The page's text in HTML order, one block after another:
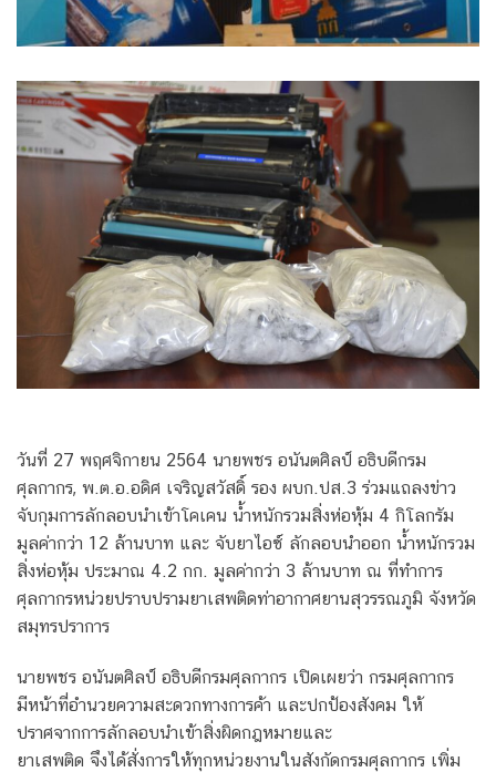
วันที่ 27 พฤศจิกายน 2564 นายพชร อนันตศิลป์ อธิบดีกรม
ศุลกากร, พ.ต.อ.อดิศ เจริญสวัสดิ์ รอง ผบก.ปส.3 ร่วมแถลงข่าว
จับกุมการลักลอบนำเข้าโคเคน น้ำหนักรวมสิ่งห่อหุ้ม 4 กิโลกรัม
มูลค่ากว่า 12 ล้านบาท และ จับยาไอซ์ ลักลอบนำออก น้ำหนักรวม
สิ่งห่อหุ้ม ประมาณ 4.2 กก. มูลค่ากว่า 3 ล้านบาท ณ ที่ทำการ
ศุลกากรหน่วยปราบปรามยาเสพติดท่าอากาศยานสุวรรณภูมิ จังหวัด
สมุทรปราการ
นายพชร อนันตศิลป์ อธิบดีกรมศุลกากร เปิดเผยว่า กรมศุลกากร
มีหน้าที่อำนวยความสะดวกทางการค้า และปกป้องสังคม ให้
ปราศจากการลักลอบนำเข้าสิ่งผิดกฎหมายและ
ยาเสพติด จึงได้สั่งการให้ทุกหน่วยงานในสังกัดกรมศุลกากร เพิ่ม